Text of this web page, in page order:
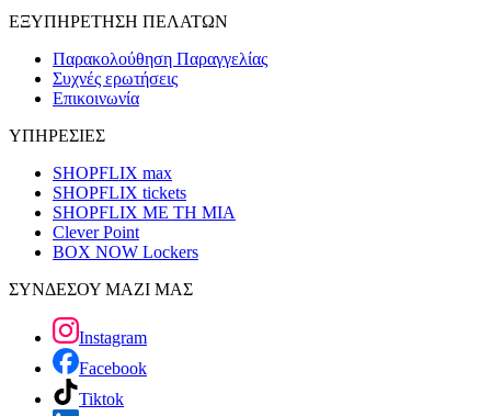
ΕΞΥΠΗΡΕΤΗΣΗ ΠΕΛΑΤΩΝ
Παρακολούθηση Παραγγελίας
Συχνές ερωτήσεις
Επικοινωνία
ΥΠΗΡΕΣΙΕΣ
SHOPFLIX max
SHOPFLIX tickets
SHOPFLIX ΜΕ ΤΗ ΜΙΑ
Clever Point
BOX NOW Lockers
ΣΥΝΔΕΣΟΥ ΜΑΖΙ ΜΑΣ
Instagram
Facebook
Tiktok